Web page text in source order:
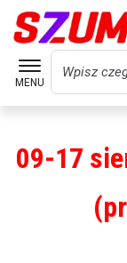
09-17
MENU
Wyszukaj